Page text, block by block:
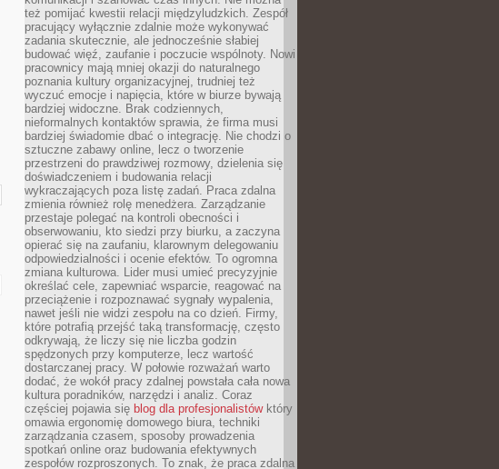
też pomijać kwestii relacji międzyludzkich. Zespół
pracujący wyłącznie zdalnie może wykonywać
zadania skutecznie, ale jednocześnie słabiej
budować więź, zaufanie i poczucie wspólnoty. Nowi
pracownicy mają mniej okazji do naturalnego
poznania kultury organizacyjnej, trudniej też
wyczuć emocje i napięcia, które w biurze bywają
bardziej widoczne. Brak codziennych,
nieformalnych kontaktów sprawia, że firma musi
bardziej świadomie dbać o integrację. Nie chodzi o
sztuczne zabawy online, lecz o tworzenie
przestrzeni do prawdziwej rozmowy, dzielenia się
doświadczeniem i budowania relacji
wykraczających poza listę zadań. Praca zdalna
zmienia również rolę menedżera. Zarządzanie
przestaje polegać na kontroli obecności i
obserwowaniu, kto siedzi przy biurku, a zaczyna
opierać się na zaufaniu, klarownym delegowaniu
odpowiedzialności i ocenie efektów. To ogromna
zmiana kulturowa. Lider musi umieć precyzyjnie
określać cele, zapewniać wsparcie, reagować na
przeciążenie i rozpoznawać sygnały wypalenia,
nawet jeśli nie widzi zespołu na co dzień. Firmy,
które potrafią przejść taką transformację, często
odkrywają, że liczy się nie liczba godzin
spędzonych przy komputerze, lecz wartość
dostarczanej pracy. W połowie rozważań warto
dodać, że wokół pracy zdalnej powstała cała nowa
kultura poradników, narzędzi i analiz. Coraz
częściej pojawia się blog dla profesjonalistówktóry
omawia ergonomię domowego biura, techniki
zarządzania czasem, sposoby prowadzenia
spotkań online oraz budowania efektywnych
zespołów rozproszonych. To znak, że praca zdalna